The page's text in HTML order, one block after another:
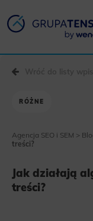
RÓŻNE
Agencja SEO i SEM >
treści?
Jak działają
treści?